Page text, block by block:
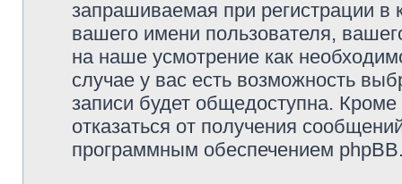
запрашиваемая при регистрации
вашего имени пользователя,
на наше усмотрение как
случае у вас есть возможность
записи будет общедоступна. Кроме
отказаться от получения
программным обеспечением